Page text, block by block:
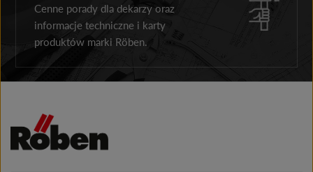
Cenne porady dla dekarzy oraz
informacje techniczne i karty
produktów marki Röben.